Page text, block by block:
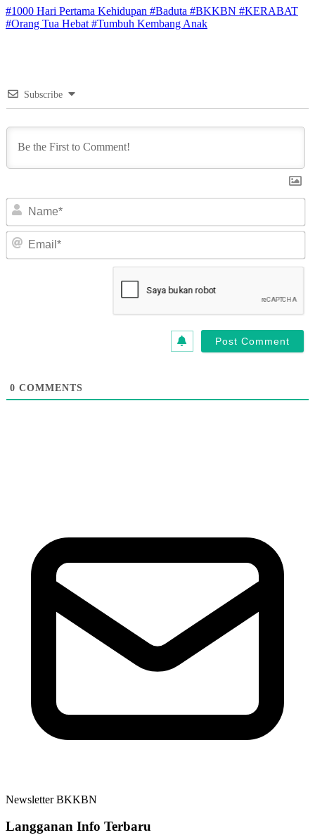
#1000 Hari Pertama Kehidupan #Baduta #BKKBN #KERABAT
#Orang Tua Hebat #Tumbuh Kembang Anak
Subscribe
0 COMMENTS
Newsletter BKKBN
Langganan Info Terbaru